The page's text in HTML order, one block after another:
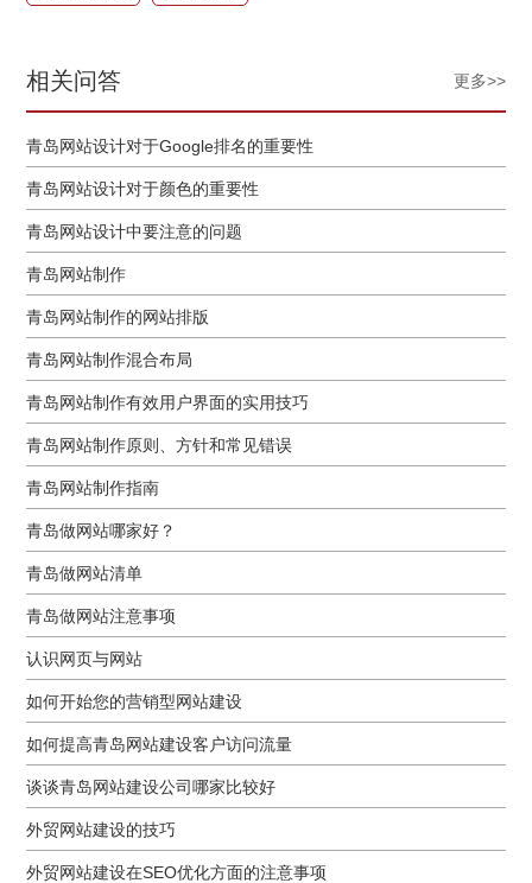
相关问答 更多>>
青岛网站设计对于Google排名的重要性
青岛网站设计对于颜色的重要性
青岛网站设计中要注意的问题
青岛网站制作
青岛网站制作的网站排版
青岛网站制作混合布局
青岛网站制作有效用户界面的实用技巧
青岛网站制作原则、方针和常见错误
青岛网站制作指南
青岛做网站哪家好？
青岛做网站清单
青岛做网站注意事项
认识网页与网站
如何开始您的营销型网站建设
如何提高青岛网站建设客户访问流量
谈谈青岛网站建设公司哪家比较好
外贸网站建设的技巧
外贸网站建设在SEO优化方面的注意事项